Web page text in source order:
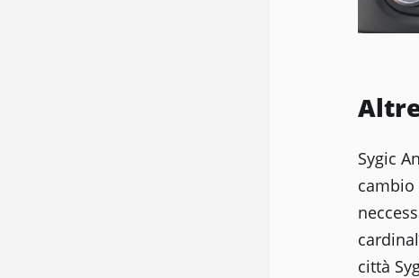
Sygic
città